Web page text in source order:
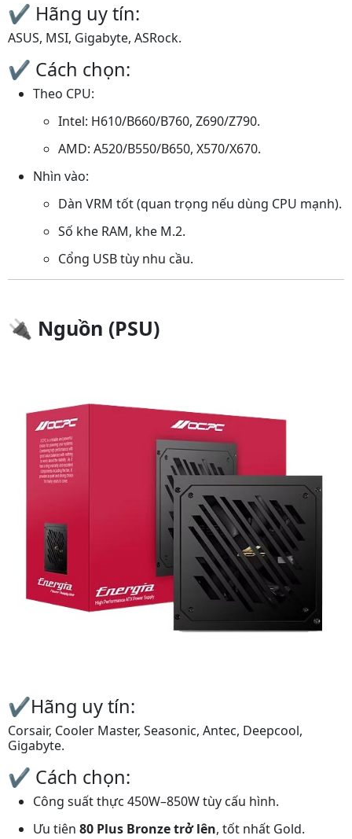
✔️ Hãng uy tín:
ASUS, MSI, Gigabyte, ASRock.
✔️ Cách chọn:
Theo CPU:
Intel: H610/B660/B760, Z690/Z790.
AMD: A520/B550/B650, X570/X670.
Nhìn vào:
Dàn VRM tốt (quan trọng nếu dùng CPU mạnh).
Số khe RAM, khe M.2.
Cổng USB tùy nhu cầu.
🔌 Nguồn (PSU)
✔️Hãng uy tín:
Corsair, Cooler Master, Seasonic, Antec, Deepcool,
Gigabyte.
✔️ Cách chọn:
Công suất thực 450W–850W tùy cấu hình.
Ưu tiên 80 Plus Bronze trở lên, tốt nhất Gold.